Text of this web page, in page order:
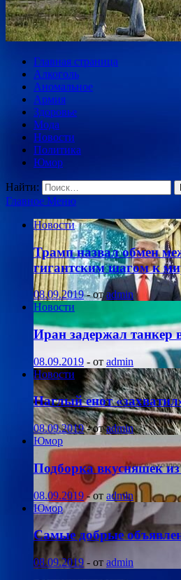
Главная страница
Алкоголь
Аномальное
Армия
Здоровье
Мода
Новости
Политика
Юмор
Найти:
Главное Меню
Новости
Трамп назвал обмен
гигантским шагом к
08.09.2019 - отadmin
Новости
Иран задержал танкер
08.09.2019 - от admin
Новости
Наглый енот
08.09.2019 - отadmin
Юмор
Подборка вкусняшек
08.09.2019 - от admin
Юмор
Самые добрые
08.09.2019 - от admin